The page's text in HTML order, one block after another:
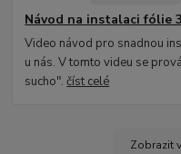
Návod na instalaci fólie
Video návod pro snadnou
u nás. V tomto videu se
sucho".číst celé
Zobrazit